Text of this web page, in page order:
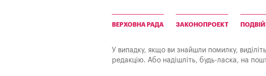
ВЕРХОВНА РАДА ЗАКОНОПРОЕКТ
У випадку, якщо ви знайшли помилку,
редакцію. Або надішліть, будь-ласка, на